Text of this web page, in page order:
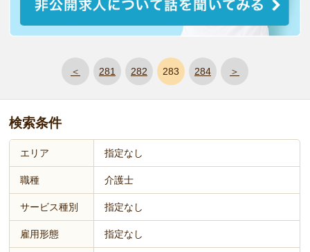
＜ 281 282 283 284 ＞
検索条件
エリア 指定なし
職種 介護士
サービス種別 指定なし
雇用形態 指定なし